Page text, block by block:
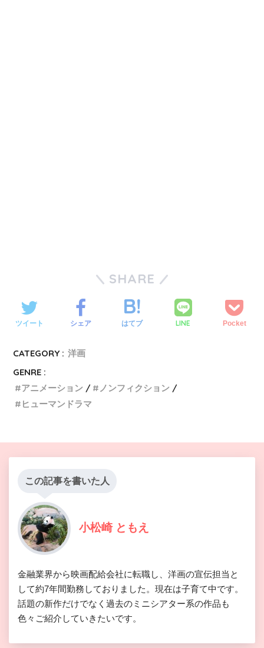
SHARE
ツイート シェア はてブ LINE Pocket
CATEGORY : 洋画
GENRE :
アニメーション
ノンフィクション
ヒューマンドラマ
この記事を書いた人
小松崎 ともえ
金融業界から映画配給会社に転職し、洋画の宣伝担当と
して約7年間勤務しておりました。現在は子育て中です。
話題の新作だけでなく過去のミニシアター系の作品も
色々ご紹介していきたいです。